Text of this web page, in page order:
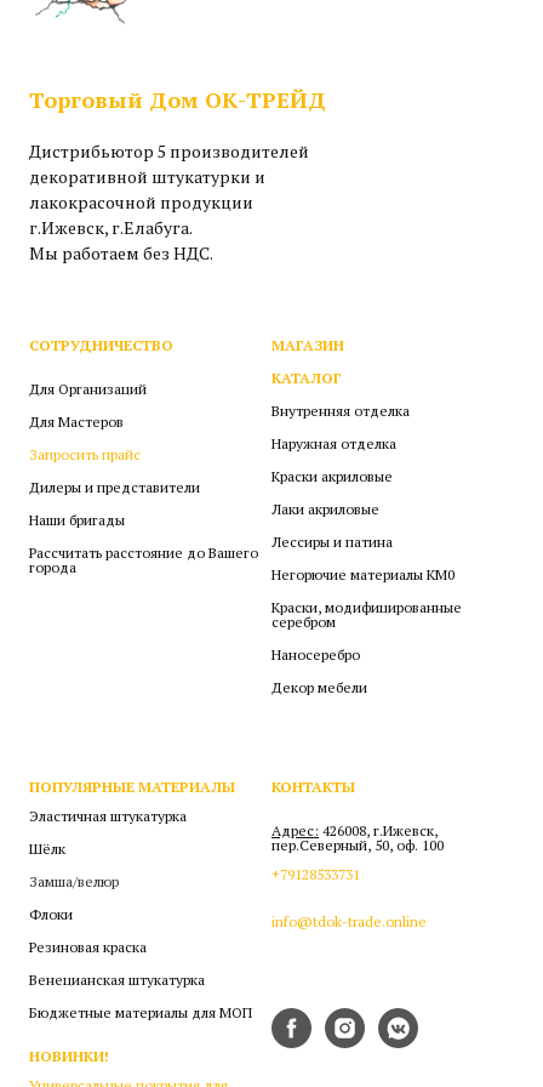
Торговый Дом ОК-ТРЕЙД
Дистрибьютор 5 производителей
декоративной штукатурки и
лакокрасочной продукции
г.Ижевск, г.Елабуга.
Мы работаем без НДС.
СОТРУДНИЧЕСТВО
Для Организаций
Для Мастеров
Запросить прайс
Дилеры и представители
Наши бригады
Рассчитать расстояние до Вашего
города
МАГАЗИН
КАТАЛОГ
Внутренняя отделка
Наружная отделка
Краски акриловые
Лаки акриловые
Лессиры и патина
Негорючие материалы КМ0
Краски, модифицированные
серебром
Наносеребро
Декор мебели
ПОПУЛЯРНЫЕ МАТЕРИАЛЫ
Эластичная штукатурка
Шёлк
Замша/велюр
Флоки
Резиновая краска
Венецианская штукатурка
Бюджетные материалы для МОП
НОВИНКИ!
КОНТАКТЫ
Адрес: 426008, г.Ижевск,
пер.Северный, 50, оф. 100
+79128533731
info@tdok-trade.online